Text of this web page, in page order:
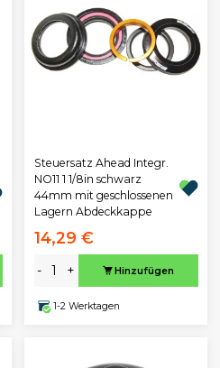
Steuersatz Ahead Integr.
NO11 1 1/8in schwarz
44mm mit geschlossenen
Lagern Abdeckkappe
14,29 €
- + Hinzufügen
1-2 Werktagen